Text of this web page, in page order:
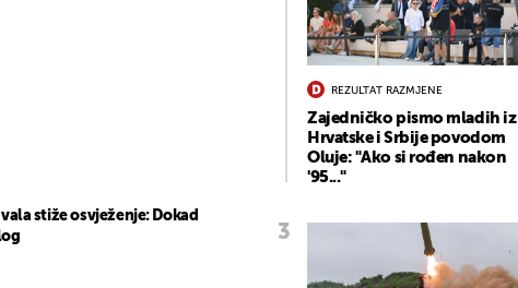
stiže osvježenje: Dokad
REZULTAT RAZMJENE
Zajedničko pismo mladih iz
Hrvatske i Srbije povodom
Oluje: "Ako si rođen nakon
'95..."